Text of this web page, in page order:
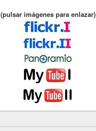
(pulsar imágenes para enlazar)